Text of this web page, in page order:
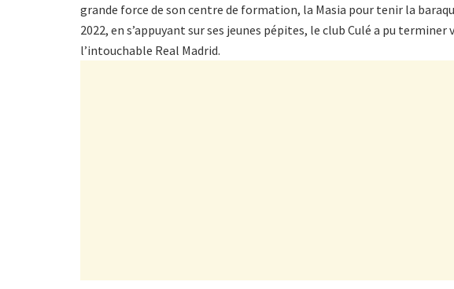
grande force de son centre de formation, la Masia pour tenir la
2022, en s’appuyant sur ses jeunes pépites, le club Culé a pu terminer
l’intouchable Real Madrid.